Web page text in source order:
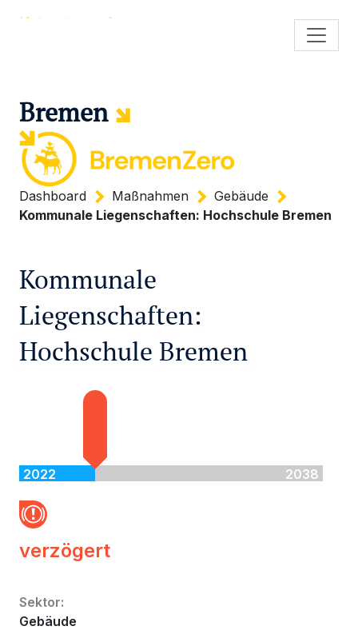
Bremen
Dashboard Maßnahmen
Gebäude
Kommunale Liegenschaften: Hochschule Bremen
Kommunale
Liegenschaften:
Hochschule Bremen
2022 2038
verzögert
Sektor:
Gebäude